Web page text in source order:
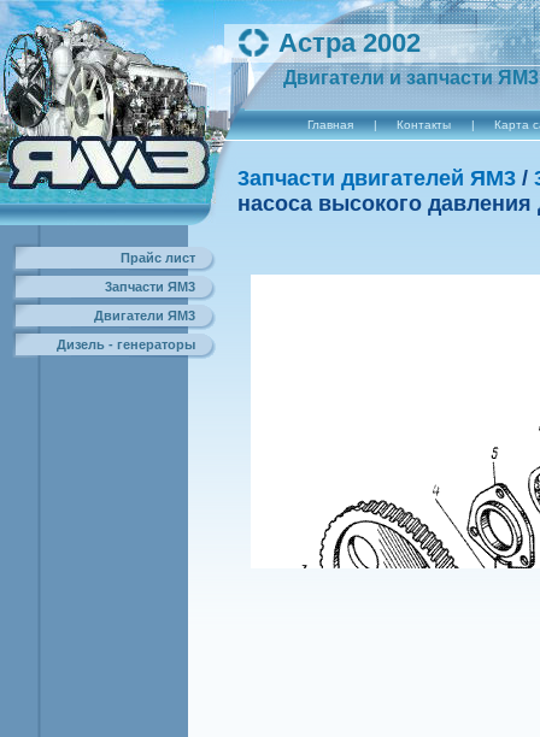
Астра 2002
Двигатели и запчасти ЯМ3
Главная | Контакты | Карта
Прайс лист
3апчасти ЯМ3
Двигатели ЯМ3
Дизель - генераторы
3апчасти двигателей ЯМ3 /
насоса высокого давления